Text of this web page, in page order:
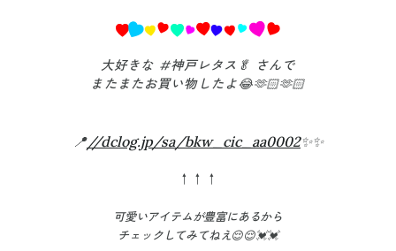
大好きな #神戸レタス🥬 さんで
またまたお買い物したよ😂🫶🏻🫶🏻
📍//dclog.jp/sa/bkw_cic_aa0002✨✨
↑↑↑
可愛いアイテムが豊富にあるから
チェックしてみてねえ😌😌💓💓